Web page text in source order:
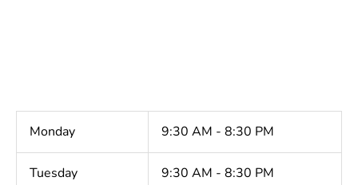
Monday 9:30 AM - 8:30 PM
Tuesday 9:30 AM - 8:30 PM